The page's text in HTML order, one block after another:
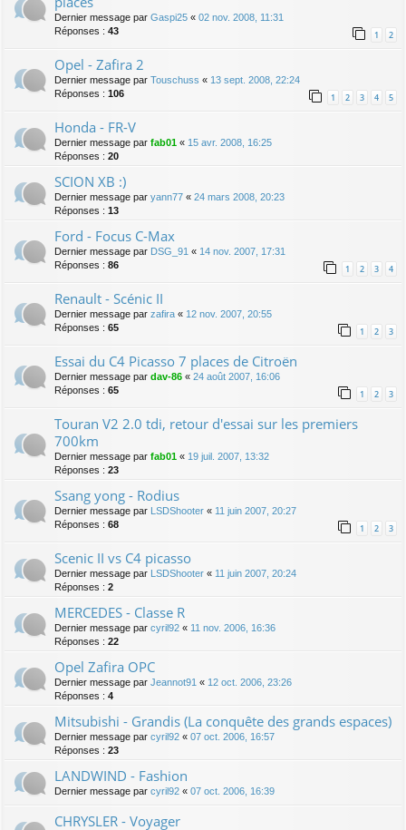
Dernier message par Gaspi25 « 02 nov. 2008, 11:31
Réponses : 43 1 2
Opel - Zafira 2
Dernier message par Touschuss « 13 sept. 2008, 22:24
Réponses : 106 1 2 3 4 5
Honda - FR-V
Dernier message par fab01 « 15 avr. 2008, 16:25
Réponses : 20
SCION XB :)
Dernier message par yann77 « 24 mars 2008, 20:23
Réponses : 13
Ford - Focus C-Max
Dernier message par DSG_91 « 14 nov. 2007, 17:31
Réponses : 86 1 2 3 4
Renault - Scénic II
Dernier message par zafira « 12 nov. 2007, 20:55
Réponses : 65 1 2 3
Essai du C4 Picasso 7 places de Citroën
Dernier message par dav-86 « 24 août 2007, 16:06
Réponses : 65 1 2 3
Touran V2 2.0 tdi, retour d'essai sur les premiers
700km
Dernier message par fab01 « 19 juil. 2007, 13:32
Réponses : 23
Ssang yong - Rodius
Dernier message par LSDShooter « 11 juin 2007, 20:27
Réponses : 68 1 2 3
Scenic II vs C4 picasso
Dernier message par LSDShooter « 11 juin 2007, 20:24
Réponses : 2
MERCEDES - Classe R
Dernier message par cyril92 « 11 nov. 2006, 16:36
Réponses : 22
Opel Zafira OPC
Dernier message par Jeannot91 « 12 oct. 2006, 23:26
Réponses : 4
Mitsubishi - Grandis (La conquête des grands espaces)
Dernier message par cyril92 « 07 oct. 2006, 16:57
Réponses : 23
LANDWIND - Fashion
Dernier message par cyril92 « 07 oct. 2006, 16:39
CHRYSLER - Voyager